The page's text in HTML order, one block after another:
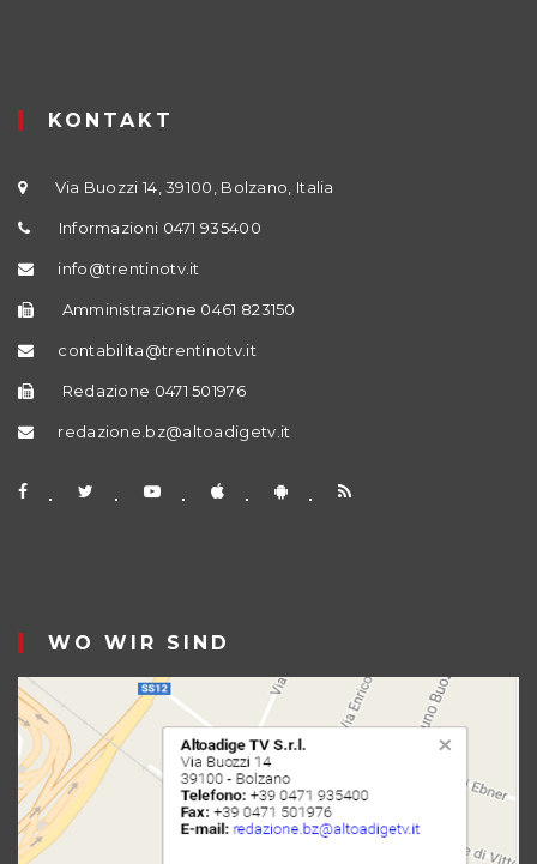
KONTAKT
Via Buozzi 14, 39100, Bolzano, Italia
Informazioni 0471 935400
info@trentinotv.it
Amministrazione 0461 823150
contabilita@trentinotv.it
Redazione 0471 501976
redazione.bz@altoadigetv.it
WO WIR SIND